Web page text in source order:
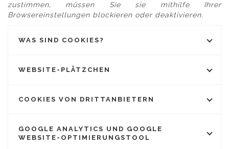
zustimmen, müssen Sie sie mithilfe Ihrer
Browsereinstellungen blockieren oder deaktivieren.
WAS SIND COOKIES?
WEBSITE-PLÄTZCHEN
COOKIES VON DRITTANBIETERN
GOOGLE ANALYTICS UND GOOGLE
WEBSITE-OPTIMIERUNGSTOOL